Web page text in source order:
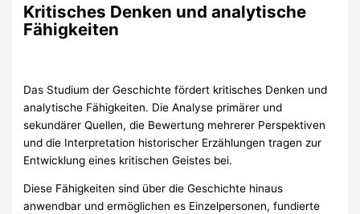
Kritisches Denken und analytische
Fähigkeiten
Das Studium der Geschichte fördert kritisches Denken und
analytische Fähigkeiten. Die Analyse primärer und
sekundärer Quellen, die Bewertung mehrerer Perspektiven
und die Interpretation historischer Erzählungen tragen zur
Entwicklung eines kritischen Geistes bei.
Diese Fähigkeiten sind über die Geschichte hinaus
anwendbar und ermöglichen es Einzelpersonen, fundierte